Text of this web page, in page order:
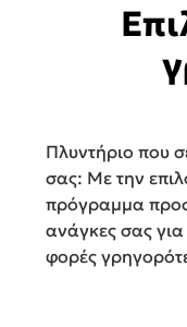
Πλυντήριο που
σας: Με την
πρόγραμμα
ανάγκες σας για
φορές